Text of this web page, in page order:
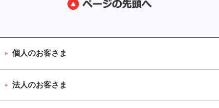
個人のお客さま
法人のお客さま